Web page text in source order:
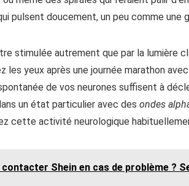
pulsent doucement, un peu comme une
stimulée autrement que par la lumière
les yeux après une journée marathon
de vos neurones suffisent à
un état particulier avec des ondes
cette activité neurologique
Shein en cas de problème ?